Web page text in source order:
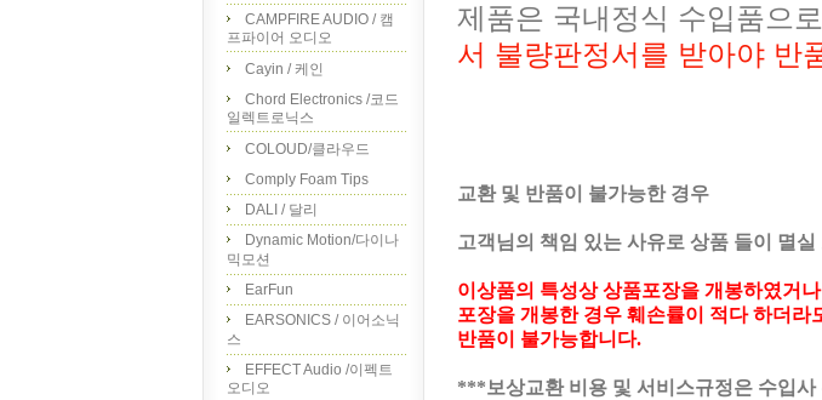
CAMPFIRE AUDIO / 캠
프파이어 오디오
Cayin / 케인
Chord Electronics /코드
일렉트로닉스
COLOUD/클라우드
Comply Foam Tips
DALI / 달리
Dynamic Motion/다이나
믹모션
EarFun
EARSONICS / 이어소닉
스
EFFECT Audio /이펙트
오디오
제품은 국내정식 수입품으로
서 불량판정서를 받아야 반
교환 및 반품이 불가능한 경우
고객님의 책임 있는 사유로 상품 들이 멸
이상품의 특성상 상품포장을 개봉하였거
포장을 개봉한 경우 훼손률이 적다 하더
반품이 불가능합니다.
***보상교환 비용 및 서비스규정은 수입